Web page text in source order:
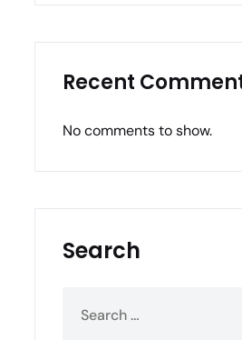
Recent
No comments to show.
Search